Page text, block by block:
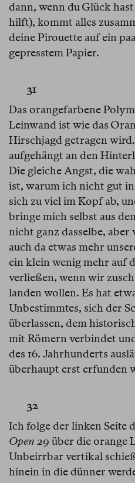
dann, wenn du Glück
hilft), kommt alles
deine Pirouette auf ein
gepresstem Papier.
31
Das orangefarbene
Leinwand ist wie das
Hirschjagd getragen
aufgehängt an den
Die gleiche Angst, die
ist, warum ich nicht gut
sich zu viel im Kopf ab,
bringe mich selbst aus
nicht ganz dasselbe, aber
auch da etwas mehr
ein klein wenig mehr auf
verließen, wenn wir
landen wollen. Es hat
Unbestimmtes, sich der
überlassen, dem
mit Römern verbindet
des 16. Jahrhunderts
überhaupt erst erfunden
32
Ich folge der linken Seite
Open 29 über die orange
Unbeirrbar vertikal
hinein in die dünner